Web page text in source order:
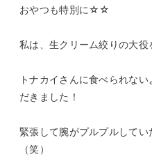
おやつも特別に☆☆
私は、生クリーム絞りの大
トナカイさんに食べられな
だきました！
緊張して腕がプルプルして
（笑）